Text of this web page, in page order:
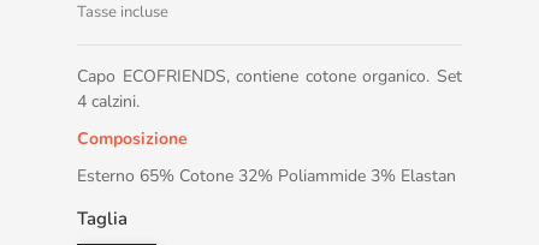
Tasse incluse
Capo ECOFRIENDS, contiene cotone organico. Set
4 calzini.
Composizione
Esterno 65% Cotone 32% Poliammide 3% Elastan
Taglia